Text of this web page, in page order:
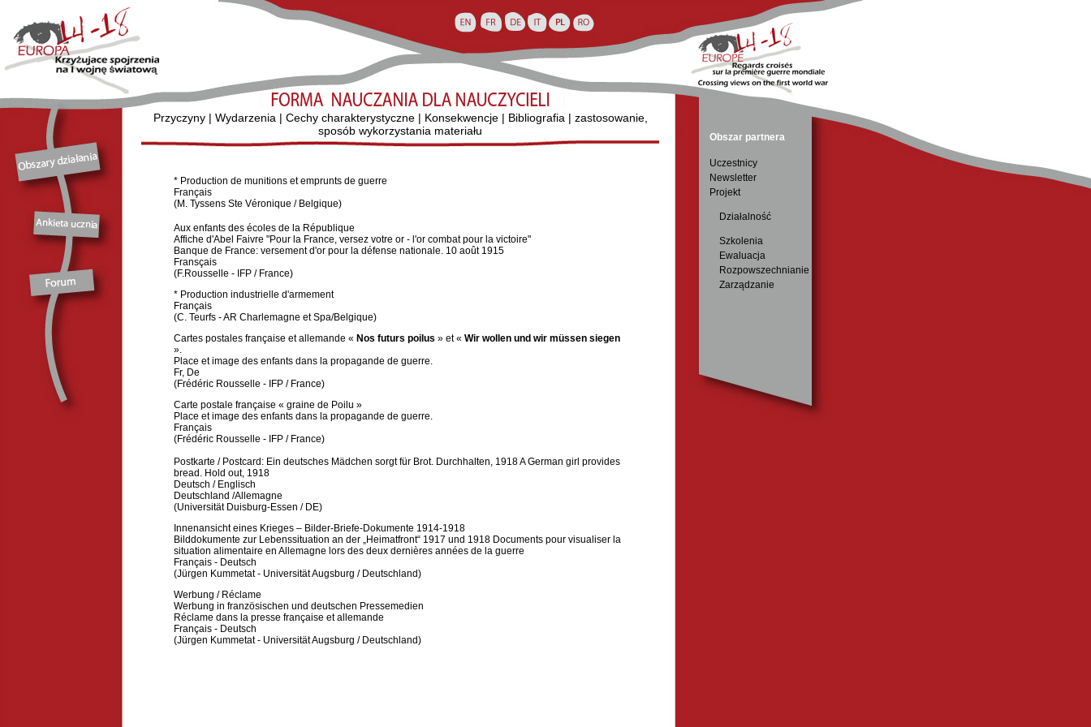
Przyczyny| Wydarzenia | Cechy charakterystyczne| Konsekwencje| Bibliografia | zastosowanie,
sposób wykorzystania materiału
Obszar partnera
Uczestnicy
Newsletter
Projekt
Działalność
Szkolenia
Ewaluacja
Rozpowszechnianie
Zarządzanie
* Production de munitions et emprunts de guerre
Français
(M. Tyssens Ste Véronique / Belgique)
Aux enfants des écoles de la République
Affiche d'Abel Faivre "Pour la France, versez votre or - l'or combat pour la victoire"
Banque de France: versement d'or pour la défense nationale. 10 août 1915
Fransçais
(F.Rousselle - IFP / France)
* Production industrielle d'armement
Français
(C. Teurfs - AR Charlemagne et Spa/Belgique)
Cartes postales française et allemande « Nos futurs poilus » et « Wir wollen und wir müssen siegen
».
Place et image des enfants dans la propagande de guerre.
Fr, De
(Frédéric Rousselle - IFP / France)
Carte postale française « graine de Poilu »
Place et image des enfants dans la propagande de guerre.
Français
(Frédéric Rousselle - IFP / France)
Postkarte / Postcard: Ein deutsches Mädchen sorgt für Brot. Durchhalten, 1918 A German girl provides
bread. Hold out, 1918
Deutsch / Englisch
Deutschland /Allemagne
(Universität Duisburg-Essen / DE)
Innenansicht eines Krieges – Bilder-Briefe-Dokumente 1914-1918
Bilddokumente zur Lebenssituation an der „Heimatfront“ 1917 und 1918 Documents pour visualiser la
situation alimentaire en Allemagne lors des deux dernières années de la guerre
Français - Deutsch
(Jürgen Kummetat - Universität Augsburg / Deutschland)
Werbung / Réclame
Werbung in französischen und deutschen Pressemedien
Réclame dans la presse française et allemande
Français - Deutsch
(Jürgen Kummetat - Universität Augsburg / Deutschland)